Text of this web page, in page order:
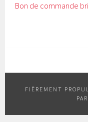
Bon de commande
FIÈREMENT
PAR